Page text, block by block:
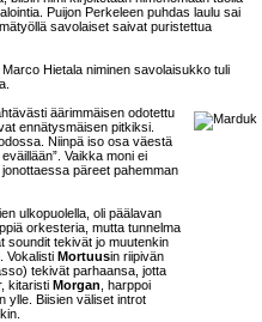
Puijon Perkeleen puhdas laulu sai
savolaiset saivat puristettua
Hietala niminen savolaisukko tuli
äärimmäisen odotettu
ennätysmäisen pitkiksi.
Niinpä iso osa väestä
Vaikka moni ei
päreet pahemman
ulkopuolella, oli päälavan
orkesteria, mutta tunnelma
soundit tekivät jo muutenkin
Vokalisti Mortuusin riipivän
tekivät parhaansa, jotta
kitaristi Morgan, harppoi
ylle. Biisien väliset introt